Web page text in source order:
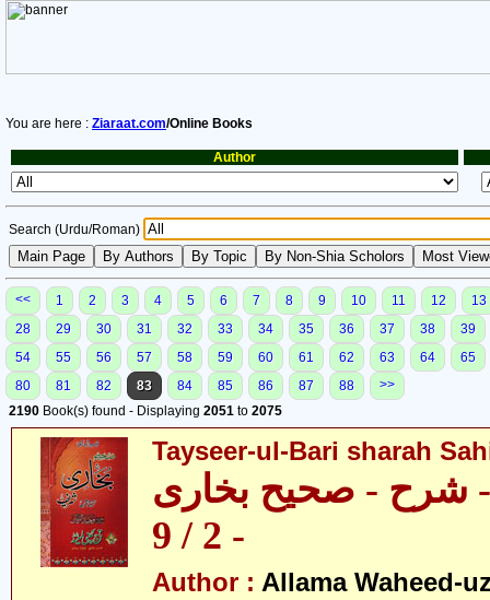
You are here : Ziaraat.com/Online Books
Author
Search (Urdu/Roman)
<< 1 2 3 4 5 6 7 8 9 10 11 12
13
28
29 30 31 32 33 34 35 36 37 38
39
54
55 56 57 58 59 60 61 62 63 64
65
80
81 82 83 84 85 86 87 88
>>
2190 Book(s) found - Displaying 2051 to 2075
Tayseer-ul-Bari sharah
- شرح - صحیح بخاری
- 2 / 9
Author : Allama Waheed-